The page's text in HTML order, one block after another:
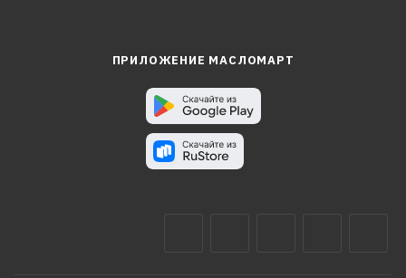
ПРИЛОЖЕНИЕ МАСЛОМАРТ